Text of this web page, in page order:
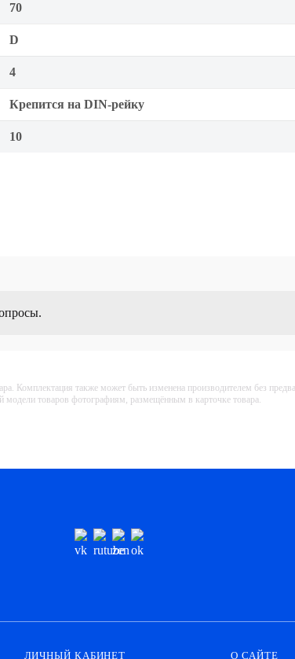
70
D
4
Крепится на DIN-рейку
10
Комплектация также может быть изменена производителем без
модели товаров фотографиям, размещённым в карточке товара.
ЛИЧНЫЙ КАБИНЕТ О САЙТЕ